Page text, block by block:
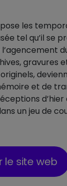
les
tel qu’il se
gravures
et de
un jeu de
le site web